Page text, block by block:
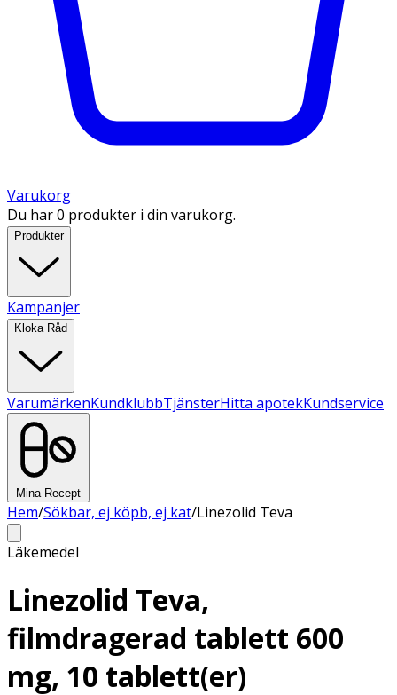
Varukorg
Du har 0 produkter i din varukorg.
Produkter
Kampanjer
Kloka Råd
VarumärkenKundklubbTjänsterHitta apotekKundservice
Mina Recept
Hem/Sökbar, ej köpb, ej kat/Linezolid Teva
Läkemedel
Linezolid Teva,
filmdragerad tablett 600
mg, 10 tablett(er)